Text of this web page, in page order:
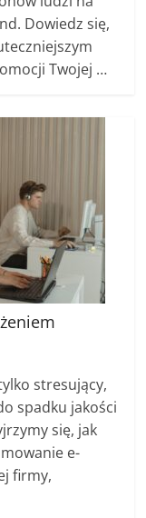
Dowiedz się,
Twojej …
stresujący,
spadku jakości
się, jak
e-
firmy,